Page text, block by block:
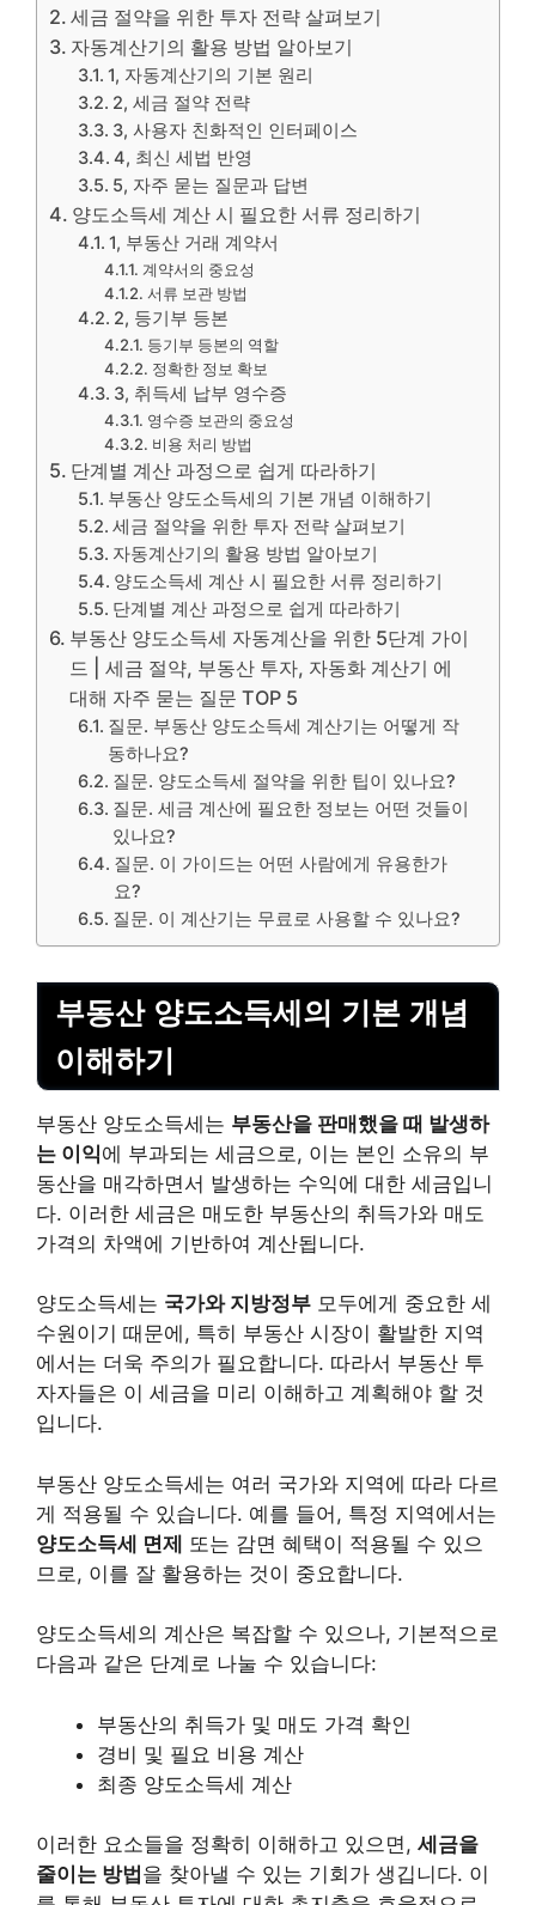
세금 절약을 위한 투자 전략 살펴보기
자동계산기의 활용 방법 알아보기
1, 자동계산기의 기본 원리
2, 세금 절약 전략
3, 사용자 친화적인 인터페이스
4, 최신 세법 반영
5, 자주 묻는 질문과 답변
양도소득세 계산 시 필요한 서류 정리하기
1, 부동산 거래 계약서
계약서의 중요성
서류 보관 방법
2, 등기부 등본
등기부 등본의 역할
정확한 정보 확보
3, 취득세 납부 영수증
영수증 보관의 중요성
비용 처리 방법
단계별 계산 과정으로 쉽게 따라하기
부동산 양도소득세의 기본 개념 이해하기
세금 절약을 위한 투자 전략 살펴보기
자동계산기의 활용 방법 알아보기
양도소득세 계산 시 필요한 서류 정리하기
단계별 계산 과정으로 쉽게 따라하기
부동산 양도소득세 자동계산을 위한 5단계 가이
드 | 세금 절약, 부동산 투자, 자동화 계산기 에
대해 자주 묻는 질문 TOP 5
질문. 부동산 양도소득세 계산기는 어떻게 작
동하나요?
질문. 양도소득세 절약을 위한 팁이 있나요?
질문. 세금 계산에 필요한 정보는 어떤 것들이
있나요?
질문. 이 가이드는 어떤 사람에게 유용한가
요?
질문. 이 계산기는 무료로 사용할 수 있나요?
부동산 양도소득세의 기본 개념
이해하기
부동산 양도소득세는 부동산을 판매했을 때 발생하
는 이익에 부과되는 세금으로, 이는 본인 소유의 부
동산을 매각하면서 발생하는 수익에 대한 세금입니
다. 이러한 세금은 매도한 부동산의 취득가와 매도
가격의 차액에 기반하여 계산됩니다.
양도소득세는 국가와 지방정부 모두에게 중요한 세
수원이기 때문에, 특히 부동산 시장이 활발한 지역
에서는 더욱 주의가 필요합니다. 따라서 부동산 투
자자들은 이 세금을 미리 이해하고 계획해야 할 것
입니다.
부동산 양도소득세는 여러 국가와 지역에 따라 다르
게 적용될 수 있습니다. 예를 들어, 특정 지역에서는
양도소득세 면제 또는 감면 혜택이 적용될 수 있으
므로, 이를 잘 활용하는 것이 중요합니다.
양도소득세의 계산은 복잡할 수 있으나, 기본적으로
다음과 같은 단계 로 나눌 수 있습니다:
부동산의 취득가 및 매도 가격 확인
경비 및 필요 비용 계산
최종 양도소득세 계산
이러한 요소들을 정확히 이해하고 있으면, 세금을
줄이는 방법 을 찾아낼 수 있는 기회가 생깁니다. 이